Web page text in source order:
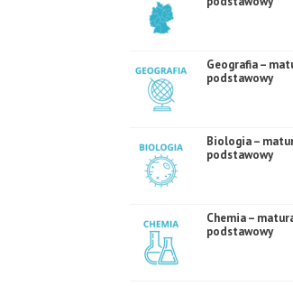
Geografia –
podstawowy
Biologia –
podstawowy
Chemia –
podstawowy